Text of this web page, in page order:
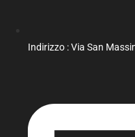
Indirizzo : Via San